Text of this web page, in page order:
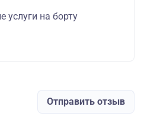
услуги на борту
Отправить отзыв